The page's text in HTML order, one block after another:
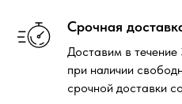
Срочная
Доставим в
при наличии
срочной доставки